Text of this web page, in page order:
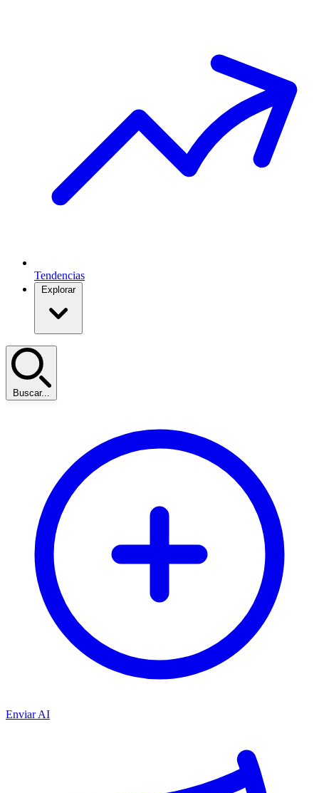
Tendencias
Explorar
Buscar...
Enviar AI